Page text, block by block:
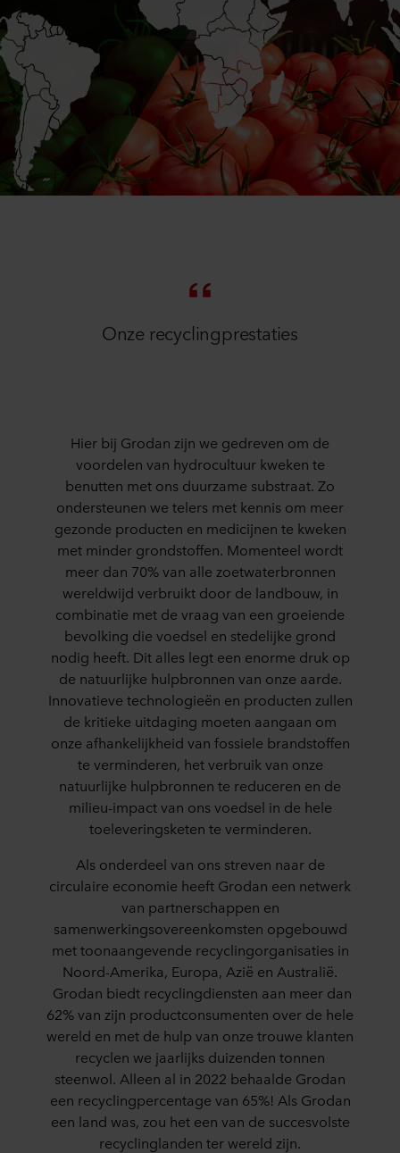
Onze recyclingprestaties
Hier bij Grodan zijn we gedreven om de
voordelen van hydrocultuur kweken te
benutten met ons duurzame substraat. Zo
ondersteunen we telers met kennis om meer
gezonde producten en medicijnen te kweken
met minder grondstoffen. Momenteel wordt
meer dan 70% van alle zoetwaterbronnen
wereldwijd verbruikt door de landbouw, in
combinatie met de vraag van een groeiende
bevolking die voedsel en stedelijke grond
nodig heeft. Dit alles legt een enorme druk op
de natuurlijke hulpbronnen van onze aarde.
Innovatieve technologieën en producten zullen
de kritieke uitdaging moeten aangaan om
onze afhankelijkheid van fossiele brandstoffen
te verminderen, het verbruik van onze
natuurlijke hulpbronnen te reduceren en de
milieu-impact van ons voedsel in de hele
toeleveringsketen te verminderen.
Als onderdeel van ons streven naar de
circulaire economie heeft Grodan een netwerk
van partnerschappen en
samenwerkingsovereenkomsten opgebouwd
met toonaangevende recyclingorganisaties in
Noord-Amerika, Europa, Azië en Australië.
Grodan biedt recyclingdiensten aan meer dan
62% van zijn productconsumenten over de hele
wereld en met de hulp van onze trouwe klanten
recyclen we jaarlijks duizenden tonnen
steenwol. Alleen al in 2022 behaalde Grodan
een recyclingpercentage van 65%! Als Grodan
een land was, zou het een van de succesvolste
recyclinglanden ter wereld zijn.